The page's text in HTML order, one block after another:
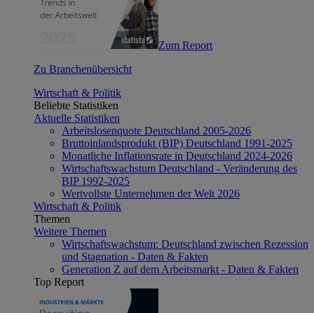
Zum Report
Zu Branchenübersicht
Wirtschaft & Politik
Beliebte Statistiken
Aktuelle Statistiken
Arbeitslosenquote Deutschland 2005-2026
Bruttoinlandsprodukt (BIP) Deutschland 1991-2025
Monatliche Inflationsrate in Deutschland 2024-2026
Wirtschaftswachstum Deutschland - Veränderung des
BIP 1992-2025
Wertvollste Unternehmen der Welt 2026
Wirtschaft & Politik
Themen
Weitere Themen
Wirtschaftswachstum: Deutschland zwischen Rezession
und Stagnation - Daten & Fakten
Generation Z auf dem Arbeitsmarkt - Daten & Fakten
Top Report